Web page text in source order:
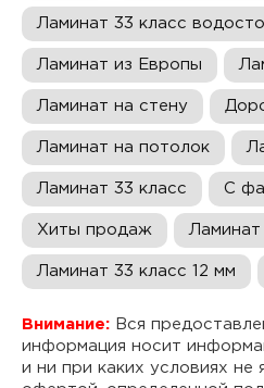
Ламинат 33 класс
Ламинат из Европы
Ламинат на стену
Ламинат на потолок
Ламинат 33 класс С
Хиты продаж Ламинат
Ламинат 33 класс 12 мм
Внимание: Вся
информация носит
и ни при каких условиях не